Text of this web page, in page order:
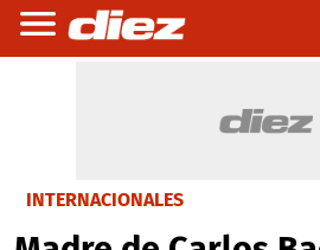
INTERNACIONALES